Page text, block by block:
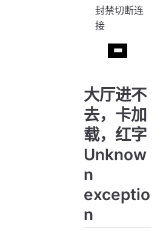
封禁切断连
接
大厅进不
去，卡加
载，红字
Unknow
n
exceptio
n